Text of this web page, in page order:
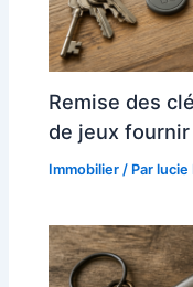
Remise des
de jeux
Immobilier / Parlucie